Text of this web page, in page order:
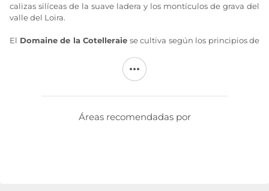
calizas silíceas de la suave ladera y los montículos de grava del
valle del Loira.
El Domaine de la Cotelleraie se cultiva según los principios de
certificación. Aquí reina el Cabernet Franc, que prospera en
suelos trabajados a lo largo de todo el año con el fin de
la visión de un viñedo excepcional que enarbolan con orgullo
Áreas recomendadas por